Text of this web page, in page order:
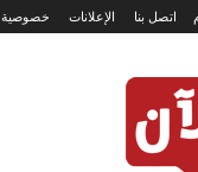
خصوصية الإعلانات اتصل بنا